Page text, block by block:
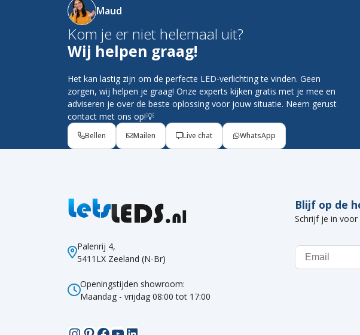
Maud
Kom je er niet helemaal uit?
Wij helpen graag!
Het kan lastig zijn om de perfecte LED-verlichting te vinden. Geen
zorgen, wij helpen je graag! Onze experts kijken gratis met je mee en
adviseren je over de beste oplossing voor jouw situatie. Neem gerust
contact met ons op!💡
Bellen Mailen Live chat WhatsApp
Palenrij 4,
5411LX Zeeland (N-Br)
Openingstijden showroom:
Maandag - vrijdag 08:00 tot 17:00
Blijf op de
Schrijf je in
Email